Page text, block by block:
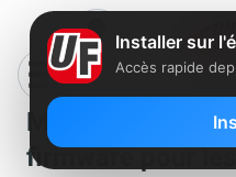
Microsoft
firmware pour
Installer sur
Accès rapide